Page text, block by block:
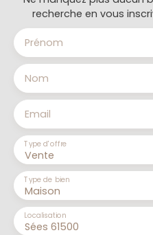
recherche en vous
Prénom
Nom
Email
Vente
Type d'offre
Maison
Type de bien
Sées 61500
Localisation